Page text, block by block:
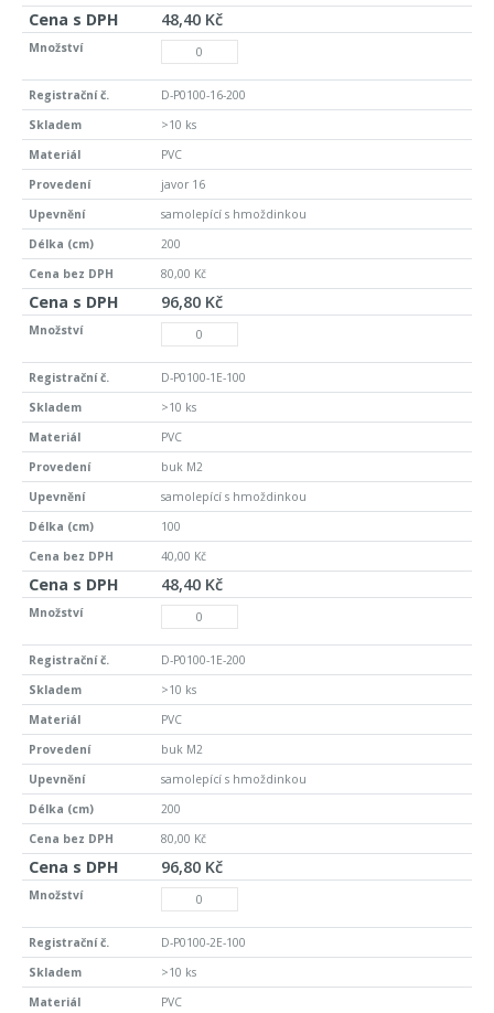
48,40 Kč
D-P0100-16-200
>10 ks
PVC
javor 16
samolepící s hmoždinkou
200
80,00 Kč
96,80 Kč
D-P0100-1E-100
>10 ks
PVC
buk M2
samolepící s hmoždinkou
100
40,00 Kč
48,40 Kč
D-P0100-1E-200
>10 ks
PVC
buk M2
samolepící s hmoždinkou
200
80,00 Kč
96,80 Kč
D-P0100-2E-100
>10 ks
PVC